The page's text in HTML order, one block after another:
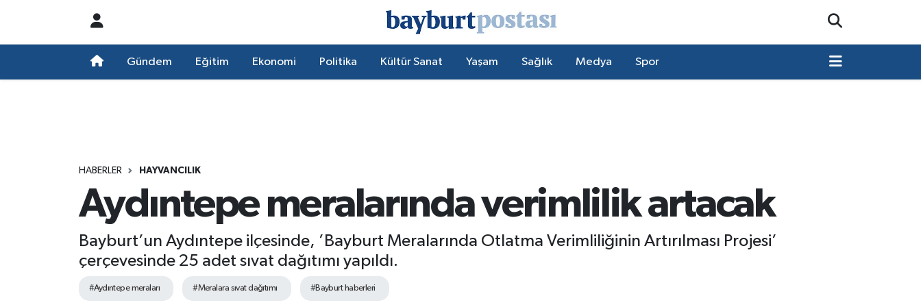
Gündem Eğitim Ekonomi Politika Kültür Sanat Yaşam Sağlık Medya Spor
HABERLER HAYVANCILIK
Aydıntepe meralarında verimlilik artacak
Bayburt’un Aydıntepe ilçesinde, ’Bayburt Meralarında Otlatma Verimliliğinin Artırılması Projesi’
çerçevesinde 25 adet sıvat dağıtımı yapıldı.
#Aydıntepe meraları #Meralara sıvat dağıtımı #Bayburt haberleri
Süper Lig Puan Durumu ve Fikstür
Tüm Manşetler
Son Dakika Haberleri